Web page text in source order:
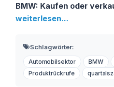
BMW: Kaufen oder
weiterlesen...
Schlagwörter:
Automobilsektor BMW
Produktrückrufe